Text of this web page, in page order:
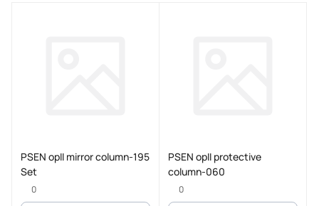
PSEN opII mirror column-195
Set
0
PSEN opII protective
column-060
0